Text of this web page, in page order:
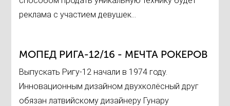
реклама с участием девушек...
МОПЕД РИГА-12/16 - МЕЧТА РОКЕРОВ
Выпускать Ригу-12 начали в 1974 году.
Инновационным дизайном двухколёсный друг
обязан латвийскому дизайнеру Гунару